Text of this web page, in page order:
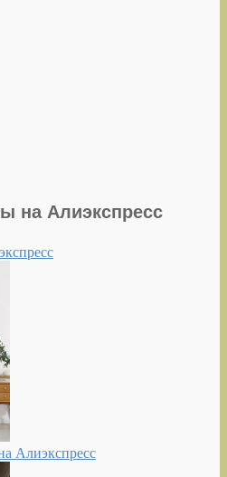
на Алиэкспресс
Алиэкспресс